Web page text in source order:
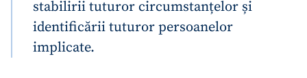
stabilirii tuturor circumstanțelor și
identificării tuturor persoanelor
implicate.